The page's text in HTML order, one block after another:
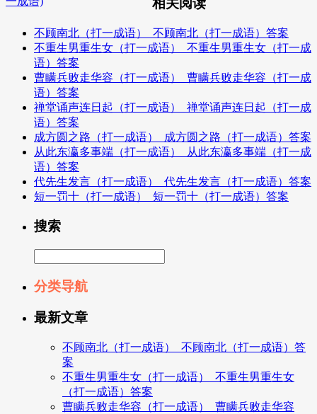
相关阅读
不顾南北（打一成语）_不顾南北（打一成语）答案
不重生男重生女（打一成语）_不重生男重生女（打一成
语）答案
曹瞒兵败走华容（打一成语）_曹瞒兵败走华容（打一成
语）答案
禅堂诵声连日起（打一成语）_禅堂诵声连日起（打一成
语）答案
成方圆之路（打一成语）_成方圆之路（打一成语）答案
从此东瀛多事端（打一成语）_从此东瀛多事端（打一成
语）答案
代先生发言（打一成语）_代先生发言（打一成语）答案
短一罚十（打一成语）_短一罚十（打一成语）答案
搜索
分类导航
最新文章
不顾南北（打一成语）_不顾南北（打一成语）答
案
不重生男重生女（打一成语）_不重生男重生女
（打一成语）答案
曹瞒兵败走华容（打一成语）_曹瞒兵败走华容